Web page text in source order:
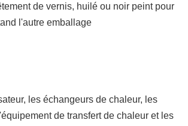
de vernis, huilé ou noir peint pour
l'autre emballage
les échangeurs de chaleur, les
de transfert de chaleur et les